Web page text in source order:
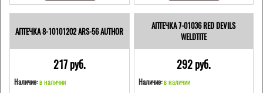
АПТЕЧКА 8-10101202 ARS-56 AUTHOR
217 pуб.
Наличие:в наличии
АПТЕЧКА 7-01036 RED DEVILS
WELDTITE
292 pуб.
Наличие: в наличии